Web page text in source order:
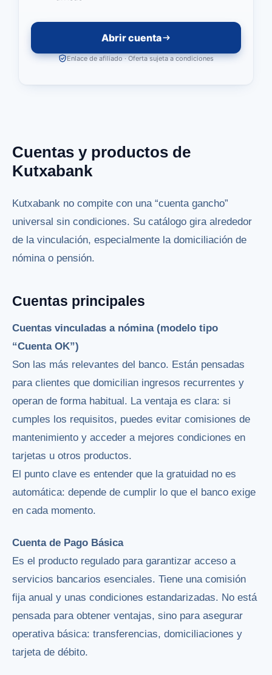
Abrir cuenta
Enlace de afiliado · Oferta sujeta a condiciones
Cuentas y productos de
Kutxabank
Kutxabank no compite con una “cuenta gancho”
universal sin condiciones. Su catálogo gira alrededor
de la vinculación, especialmente la domiciliación de
nómina o pensión.
Cuentas principales
Cuentas vinculadas a nómina (modelo tipo
“Cuenta OK”)
Son las más relevantes del banco. Están pensadas
para clientes que domicilian ingresos recurrentes y
operan de forma habitual. La ventaja es clara: si
cumples los requisitos, puedes evitar comisiones de
mantenimiento y acceder a mejores condiciones en
tarjetas u otros productos.
El punto clave es entender que la gratuidad no es
automática: depende de cumplir lo que el banco exige
en cada momento.
Cuenta de Pago Básica
Es el producto regulado para garantizar acceso a
servicios bancarios esenciales. Tiene una comisión
fija anual y unas condiciones estandarizadas. No está
pensada para obtener ventajas, sino para asegurar
operativa básica: transferencias, domiciliaciones y
tarjeta de débito.